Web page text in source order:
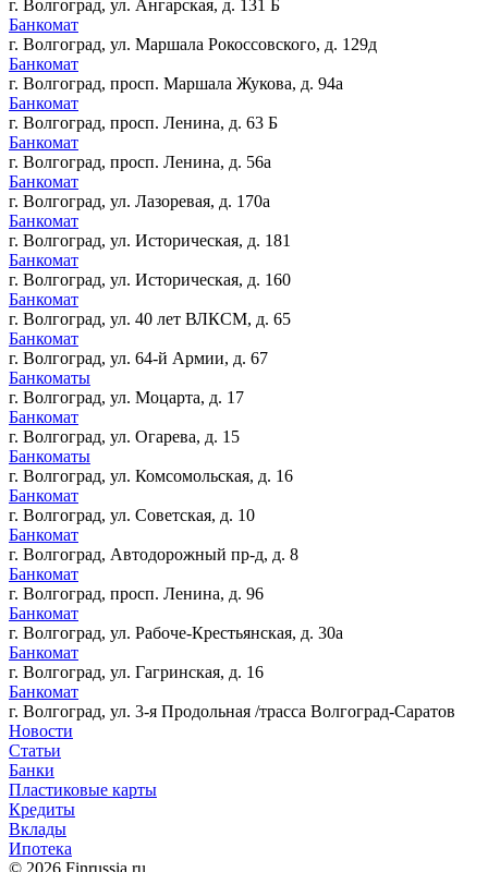
г. Волгоград, ул. Ангарская, д. 131 Б
Банкомат
г. Волгоград, ул. Маршала Рокоссовского, д. 129д
Банкомат
г. Волгоград, просп. Маршала Жукова, д. 94а
Банкомат
г. Волгоград, просп. Ленина, д. 63 Б
Банкомат
г. Волгоград, просп. Ленина, д. 56а
Банкомат
г. Волгоград, ул. Лазоревая, д. 170а
Банкомат
г. Волгоград, ул. Историческая, д. 181
Банкомат
г. Волгоград, ул. Историческая, д. 160
Банкомат
г. Волгоград, ул. 40 лет ВЛКСМ, д. 65
Банкомат
г. Волгоград, ул. 64-й Армии, д. 67
Банкоматы
г. Волгоград, ул. Моцарта, д. 17
Банкомат
г. Волгоград, ул. Огарева, д. 15
Банкоматы
г. Волгоград, ул. Комсомольская, д. 16
Банкомат
г. Волгоград, ул. Советская, д. 10
Банкомат
г. Волгоград, Автодорожный пр-д, д. 8
Банкомат
г. Волгоград, просп. Ленина, д. 96
Банкомат
г. Волгоград, ул. Рабоче-Крестьянская, д. 30а
Банкомат
г. Волгоград, ул. Гагринская, д. 16
Банкомат
г. Волгоград, ул. 3-я Продольная /трасса Волгоград-Саратов
Новости
Статьи
Банки
Пластиковые карты
Кредиты
Вклады
Ипотека
© 2026 Finrussia.ru